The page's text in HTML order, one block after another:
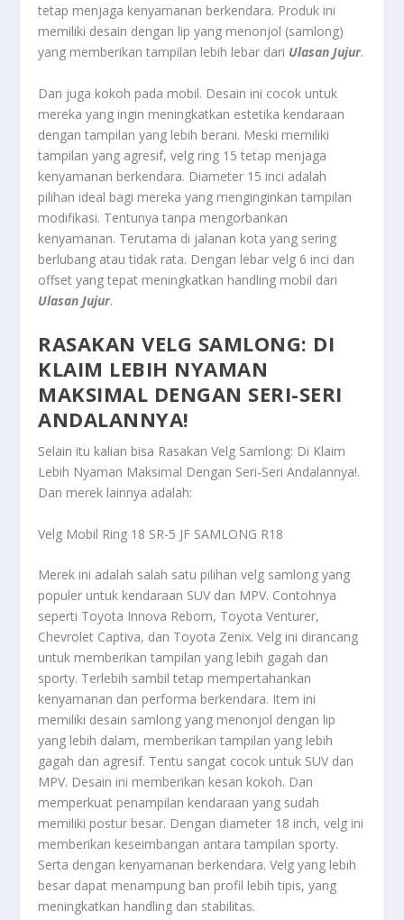
tetap menjaga kenyamanan berkendara. Produk ini
memiliki desain dengan lip yang menonjol (samlong)
yang memberikan tampilan lebih lebar dari Ulasan Jujur.
Dan juga kokoh pada mobil. Desain ini cocok untuk
mereka yang ingin meningkatkan estetika kendaraan
dengan tampilan yang lebih berani. Meski memiliki
tampilan yang agresif, velg ring 15 tetap menjaga
kenyamanan berkendara. Diameter 15 inci adalah
pilihan ideal bagi mereka yang menginginkan tampilan
modifikasi. Tentunya tanpa mengorbankan
kenyamanan. Terutama di jalanan kota yang sering
berlubang atau tidak rata. Dengan lebar velg 6 inci dan
offset yang tepat meningkatkan handling mobil dari
Ulasan Jujur.
RASAKAN VELG SAMLONG: DI
KLAIM LEBIH NYAMAN
MAKSIMAL DENGAN SERI-SERI
ANDALANNYA!
Selain itu kalian bisa Rasakan Velg Samlong: Di Klaim
Lebih Nyaman Maksimal Dengan Seri-Seri Andalannya!.
Dan merek lainnya adalah:
Velg Mobil Ring 18 SR-5 JF SAMLONG R18
Merek ini adalah salah satu pilihan velg samlong yang
populer untuk kendaraan SUV dan MPV. Contohnya
seperti Toyota Innova Reborn, Toyota Venturer,
Chevrolet Captiva, dan Toyota Zenix. Velg ini dirancang
untuk memberikan tampilan yang lebih gagah dan
sporty. Terlebih sambil tetap mempertahankan
kenyamanan dan performa berkendara. Item ini
memiliki desain samlong yang menonjol dengan lip
yang lebih dalam, memberikan tampilan yang lebih
gagah dan agresif. Tentu sangat cocok untuk SUV dan
MPV. Desain ini memberikan kesan kokoh. Dan
memperkuat penampilan kendaraan yang sudah
memiliki postur besar. Dengan diameter 18 inch, velg ini
memberikan keseimbangan antara tampilan sporty.
Serta dengan kenyamanan berkendara. Velg yang lebih
besar dapat menampung ban profil lebih tipis, yang
meningkatkan handling dan stabilitas.